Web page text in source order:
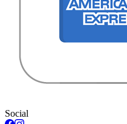
Social